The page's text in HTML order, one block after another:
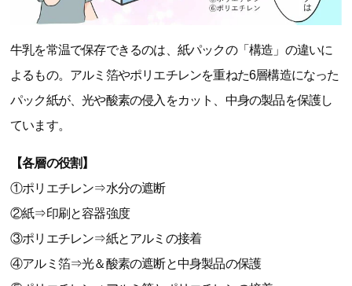
牛乳を常温で保存できるのは、紙パックの「構造」の違いに
よるもの。アルミ箔やポリエチレンを重ねた6層構造になった
パック紙が、光や酸素の侵入をカット、中身の製品を保護し
ています。
【各層の役割】
①ポリエチレン⇒水分の遮断
②紙⇒印刷と容器強度
③ポリエチレン⇒紙とアルミの接着
④アルミ箔⇒光＆酸素の遮断と中身製品の保護